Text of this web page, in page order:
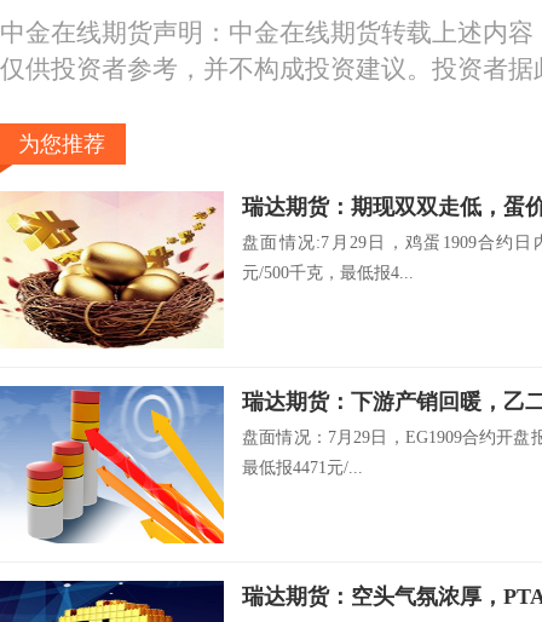
中金在线期货声明：中金在线期货转载上述内
仅供投资者参考，并不构成投资建议。投资者
为您推荐
瑞达期货：期现双双走低，蛋
盘面情况:7月29日，鸡蛋1909合约日
元/500千克，最低报4...
瑞达期货：下游产销回暖，
盘面情况：7月29日，EG1909合约开盘
最低报4471元/...
瑞达期货：空头气氛浓厚，